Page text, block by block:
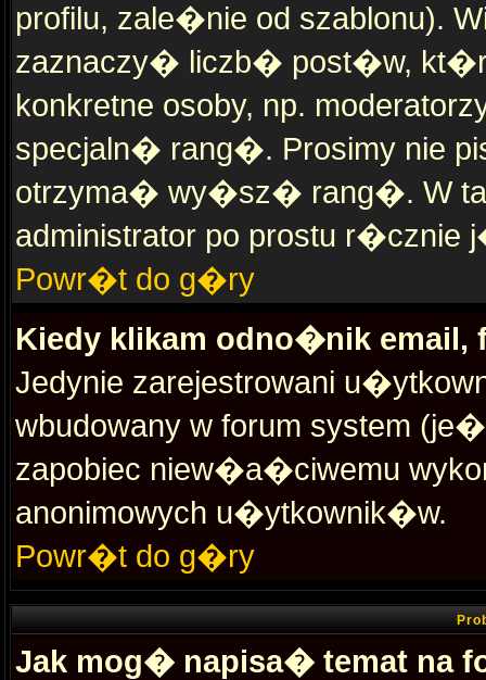
profilu, zale�nie od
zaznaczy� liczb� post�w,
konkretne osoby, np.
specjaln� rang�. Prosimy nie
otrzyma� wy�sz� rang�. W
administrator po prostu r�cznie
Powr�t do g�ry
Kiedy klikam odno�nik email,
Jedynie zarejestrowani
wbudowany w forum system
zapobiec niew�a�ciwemu
anonimowych u�ytkownik�w.
Powr�t do g�ry
Jak mog� napisa� temat na